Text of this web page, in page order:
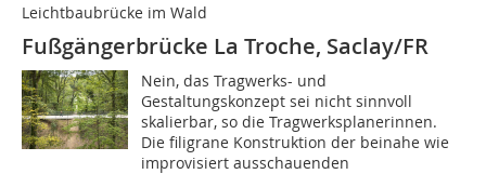
Leichtbaubrücke im Wald
Fußgängerbrücke La Troche, Saclay/FR
Nein, das Tragwerks- und
Gestaltungskonzept sei nicht sinnvoll
skalierbar, so die Tragwerksplanerinnen.
Die filigrane Konstruktion der beinahe wie
improvisiert ausschauenden